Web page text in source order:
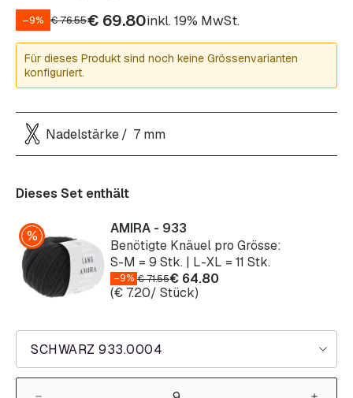
–9% €76.55€ 69.80inkl. 19% MwSt.
Für dieses Produkt sind noch keine Grössenvarianten
konfiguriert.
Nadelstärke 7 mm
Dieses Set enthält
SCHWARZ 933.0004
AMIRA - 933
Benötigte Knäuel pro Grösse:
S-M = 9 Stk. | L-XL = 11 Stk.
–9% €71.55€ 64.80
(€ 7.20/ Stück)